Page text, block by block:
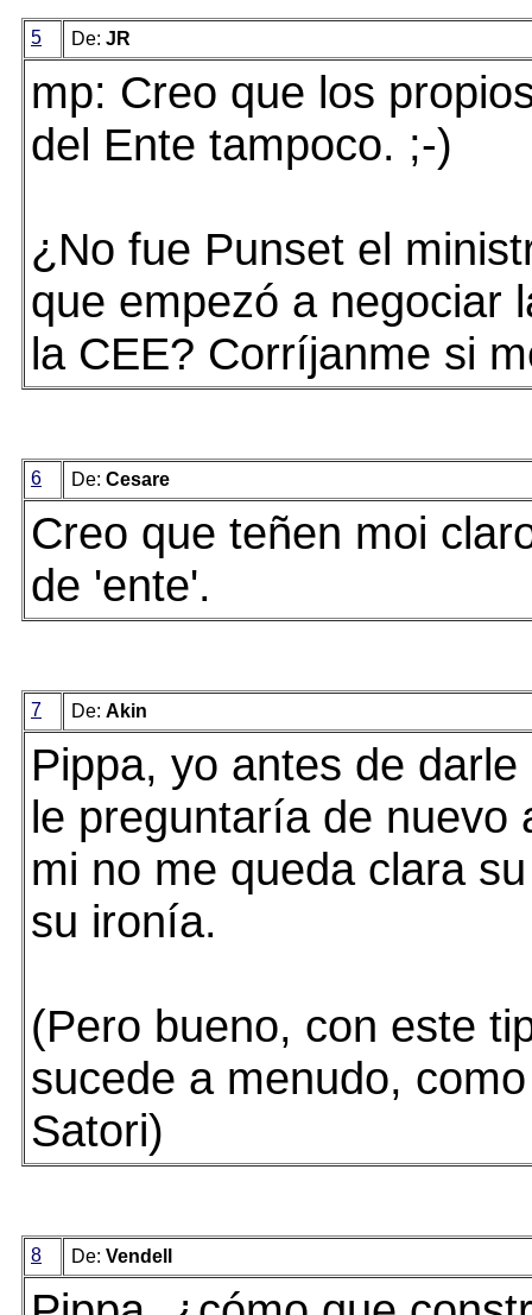
5 De: JR
mp: Creo que los
del Ente tampoco. ;-)
¿No fue Punset el
que empezó a negociar
la CEE? Corríjanme si
6 De: Cesare
Creo que teñen moi
de 'ente'.
7 De: Akin
Pippa, yo antes de
le preguntaría de nuevo
mi no me queda clara
su ironía.
(Pero bueno, con este
sucede a menudo,
Satori)
8 De: Vendell